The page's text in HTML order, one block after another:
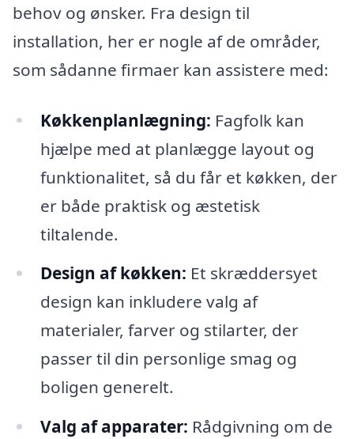
behov og ønsker. Fra design til
installation, her er nogle af de områder,
som sådanne firmaer kan assistere med:
Køkkenplanlægning: Fagfolk kan
hjælpe med at planlægge layout og
funktionalitet, så du får et køkken, der
er både praktisk og æstetisk
tiltalende.
Design af køkken: Et skræddersyet
design kan inkludere valg af
materialer, farver og stilarter, der
passer til din personlige smag og
boligen generelt.
Valg af apparater: Rådgivning om de